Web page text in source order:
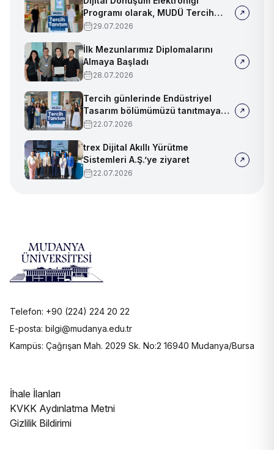
Programı olarak, MUDÜ Tercih
Tanıtım Günleri'nde biz de
29.07.2026
İlk Mezunlarımız Diplomalarını
Almaya Başladı
28.07.2026
Tercih günlerinde Endüstriyel
Tasarım bölümümüzü tanıtmaya
devam ediyoruz!
22.07.2026
trex Dijital Akıllı Yürütme
Sistemleri A.Ş.’ye ziyaret
22.07.2026
Telefon: +90 (224) 224 20 22
E-posta: bilgi@mudanya.edu.tr
Kampüs: Çağrışan Mah. 2029 Sk. No:2 16940 Mudanya/Bursa
İhale İlanları
KVKK Aydınlatma Metni
Gizlilik Bildirimi